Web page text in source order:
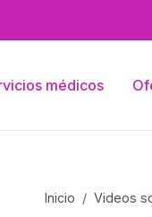
médicos
Inicio Videos